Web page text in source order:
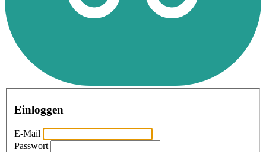
Einloggen
E-Mail
Passwort